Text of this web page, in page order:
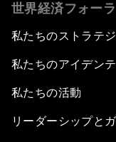
世界経済フォー
私たちのストラテ
私たちのアイデン
私たちの活動
リーダーシップと